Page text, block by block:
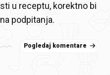
u receptu, korektno bi
podpitanja.
Pogledaj komentare